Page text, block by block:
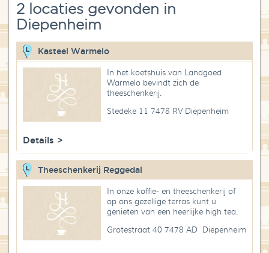
Recepten
Nieuws & Agenda
Over High Tea Wereld
Contact
2 locaties gevonden in
Diepenheim
Kasteel Warmelo
In het koetshuis van Landgoed
Warmelo bevindt zich de
theeschenkerij.
Stedeke 11 7478 RV Diepenheim
Details >
Theeschenkerij Reggedal
In onze koffie- en theeschenkerij of
op ons gezellige terras kunt u
genieten van een heerlijke high tea.
Grotestraat 40 7478 AD Diepenheim